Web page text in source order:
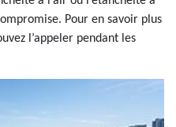
Pour en savoir plus
l’appeler pendant les